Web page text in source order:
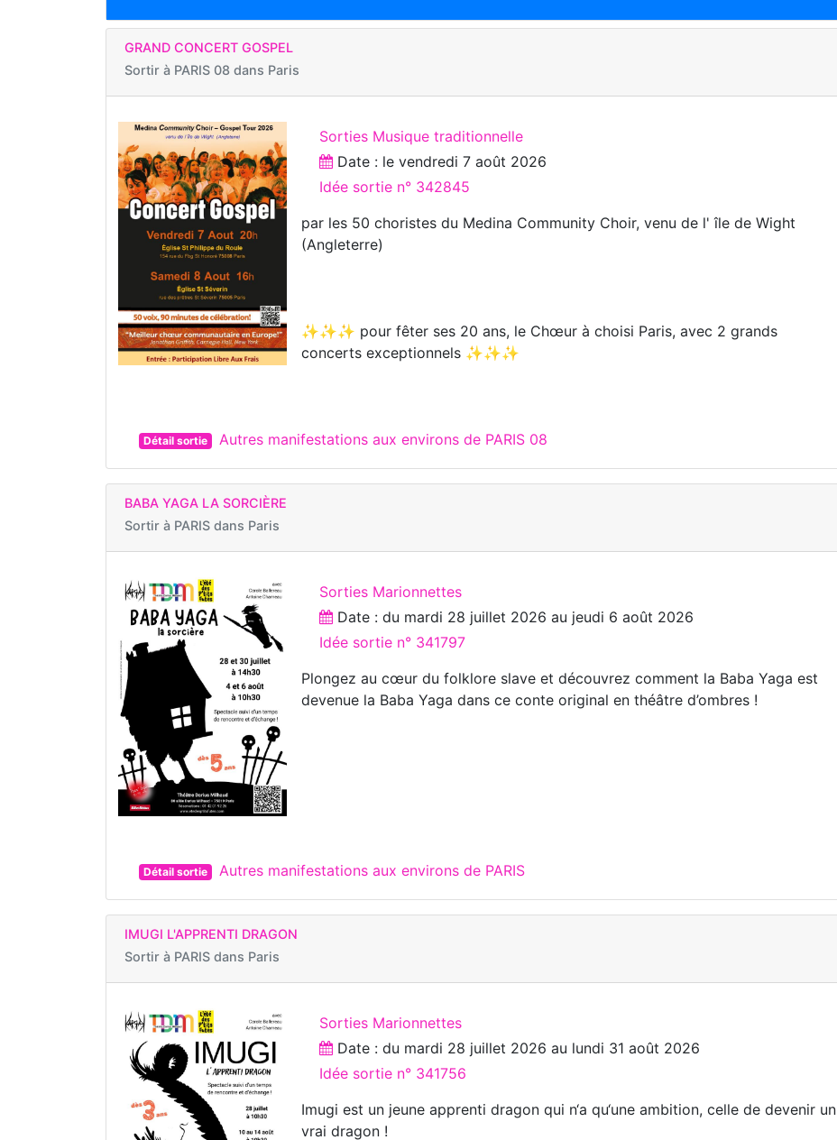
GRAND CONCERT GOSPEL
Sortir à PARIS 08 dans Paris
Sorties Musique traditionnelle
Date : levendredi 7 août 2026
Idée sortie n° 342845
par les 50 choristes du Medina Community Choir, venu de l' île de Wight
(Angleterre)
✨✨✨ pour fêter ses 20 ans, le Chœur à choisi Paris, avec 2 grands
concerts exceptionnels ✨✨✨
Détail sortie Autres manifestations aux environs de PARIS 08
BABA YAGA LA SORCIÈRE
Sortir à PARIS dans Paris
Sorties Marionnettes
Date : du mardi 28 juillet 2026 au jeudi 6 août 2026
Idée sortie n° 341797
Plongez au cœur du folklore slave et découvrez comment la Baba Yaga est
devenue la Baba Yaga dans ce conte original en théâtre d’ombres !
Détail sortie Autres manifestations aux environs de PARIS
IMUGI L'APPRENTI DRAGON
Sortir à PARIS dans Paris
Sorties Marionnettes
Date : du mardi 28 juillet 2026 au lundi 31 août 2026
Idée sortie n° 341756
Imugi est un jeune apprenti dragon qui n‘a qu‘une ambition, celle de devenir un
vrai dragon !